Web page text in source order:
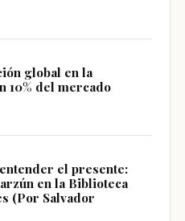
global en la
10% del mercado
el presente:
en la Biblioteca
(Por Salvador